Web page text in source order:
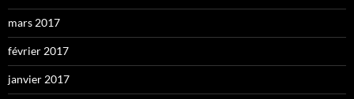
mars 2017
février 2017
janvier 2017